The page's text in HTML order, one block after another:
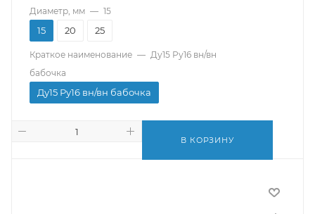
Диаметр, мм — 15
15 20 25
Краткое наименование — Ду15 Ру16 вн/вн
бабочка
Ду15 Ру16 вн/вн бабочка
В КОРЗИНУ